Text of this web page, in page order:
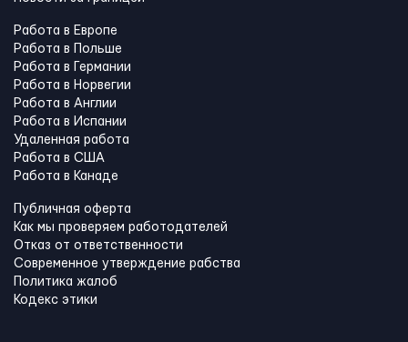
Работа в Европе
Работа в Польше
Работа в Германии
Работа в Норвегии
Работа в Англии
Работа в Испании
Удаленная работа
Работа в США
Работа в Канадe
Публичная оферта
Как мы проверяем работодателей
Отказ от ответственности
Современное утверждение рабства
Политика жалоб
Кодекс этики